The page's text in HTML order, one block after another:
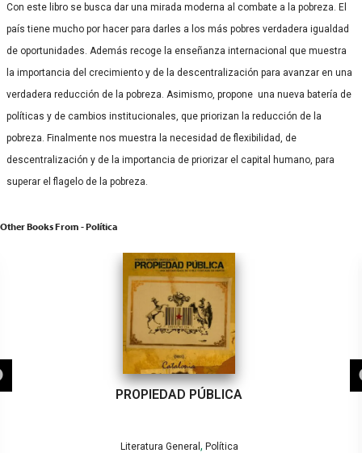
Con este libro se busca dar una mirada moderna al combate a la pobreza. El
país tiene mucho por hacer para darles a los más pobres verdadera igualdad
de oportunidades. Además recoge la enseñanza internacional que muestra
la importancia del crecimiento y de la descentralización para avanzar en una
verdadera reducción de la pobreza. Asimismo, propone una nueva batería de
políticas y de cambios institucionales, que priorizan la reducción de la
pobreza. Finalmente nos muestra la necesidad de flexibilidad, de
descentralización y de la importancia de priorizar el capital humano, para
superar el flagelo de la pobreza.
Other Books From - Política
PROPIEDAD PÚBLICA
Literatura General , Política